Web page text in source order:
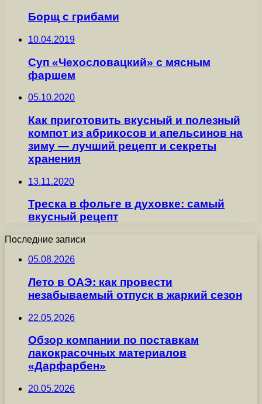
Борщ с грибами
10.04.2019
Суп «Чехословацкий» с мясным
фаршем
05.10.2020
Как приготовить вкусный и полезный
компот из абрикосов и апельсинов на
зиму — лучший рецепт и секреты
хранения
13.11.2020
Треска в фольге в духовке: самый
вкусный рецепт
Последние записи
05.08.2026
Лето в ОАЭ: как провести
незабываемый отпуск в жаркий сезон
22.05.2026
Обзор компании по поставкам
лакокрасочных материалов
«Дарфарбен»
20.05.2026